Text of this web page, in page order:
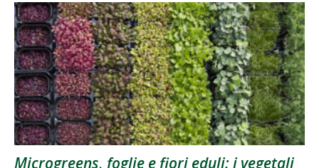
Microgreens, foglie e fiori eduli: i vegetali